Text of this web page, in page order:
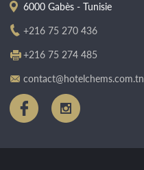
6000 Gabès - Tunisie
+216 75 270 436
+216 75 274 485
contact@hotelchems.com.tn